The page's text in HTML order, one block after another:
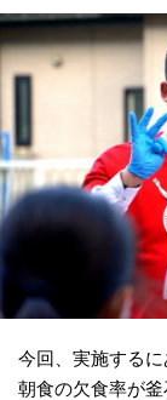
今回、実施する
朝食の欠食率が